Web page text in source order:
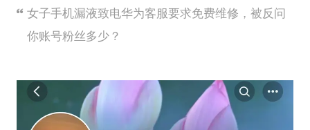
女子手机漏液致电华为客服要求免费维修，被反问
你账号粉丝多少？